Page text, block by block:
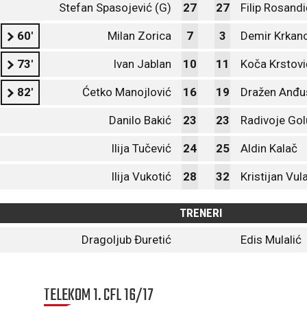
Stefan Spasojević (G)
27 27 Filip
60' Milan Zorica 7 3 Demir
73' Ivan Jablan 10 11 Koča
82' Ćetko Manojlović 16 19 Dražen
Danilo Bakić 23 23 Radivoje
Ilija Tučević 24 25 Aldin Kalač
Ilija Vukotić 28 32 Kristijan
TRENERI
Dragoljub Đuretić
Edis Mulalić
TELEKOM 1. CFL 16/17